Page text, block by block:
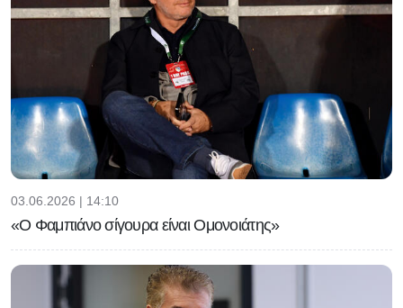
03.06.2026 | 14:10
«Ο Φαμπιάνο σίγουρα είναι Ομονοιάτης»